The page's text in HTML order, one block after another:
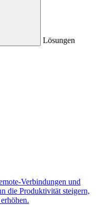
Lösungen
Verbindungen und
die Produktivität steigern,